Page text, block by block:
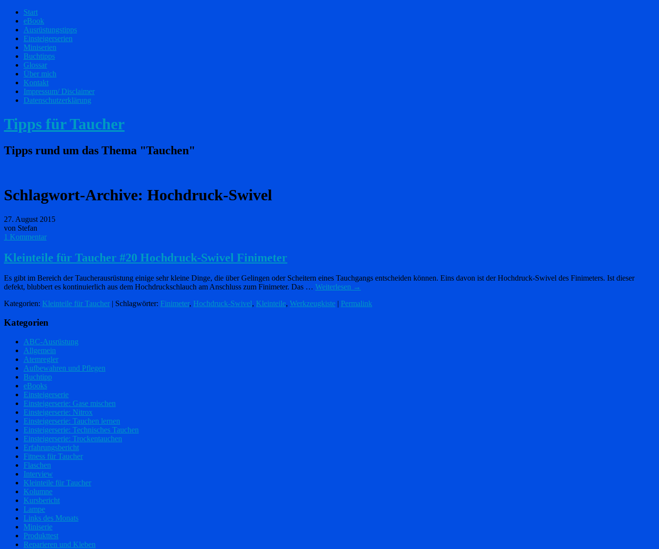
Start
eBook
Ausrüstungstipps
Einsteigerserien
Miniserien
Buchtipps
Glossar
Über mich
Kontakt
Impressum/ Disclaimer
Datenschutzerklärung
Tipps für Taucher
Tipps rund um das Thema "Tauchen"
Schlagwort-Archive: Hochdruck-Swivel
27. August 2015
von Stefan
1 Kommentar
Kleinteile für Taucher #20 Hochdruck-Swivel Finimeter
Es gibt im Bereich der Taucherausrüstung einige sehr kleine Dinge, die über Gelingen oder Scheitern eines Tauchgangs entscheiden können. Eins davon ist der Hochdruck-Swivel des Finimeters. Ist dieser
defekt, blubbert es kontinuierlich aus dem Hochdruckschlauch am Anschluss zum Finimeter. Das … Weiterlesen →
Kategorien: Kleinteile für Taucher | Schlagwörter: Finimeter, Hochdruck-Swivel, Kleinteile, Werkzeugkiste Permalink
Kategorien
ABC-Ausrüstung
Allgemein
Atemregler
Aufbewahren und Pflegen
Buchtipp
eBooks
Einsteigerserie
Einsteigerserie: Gase mischen
Einsteigerserie: Nitrox
Einsteigerserie: Tauchen lernen
Einsteigerserie: Technisches Tauchen
Einsteigerserie: Trockentauchen
Erfahrungsbericht
Fitness für Taucher
Flaschen
Interview
Kleinteile für Taucher
Kolumne
Kursbericht
Lampe
Links des Monats
Miniserie
Produkttest
Reparieren und Kleben